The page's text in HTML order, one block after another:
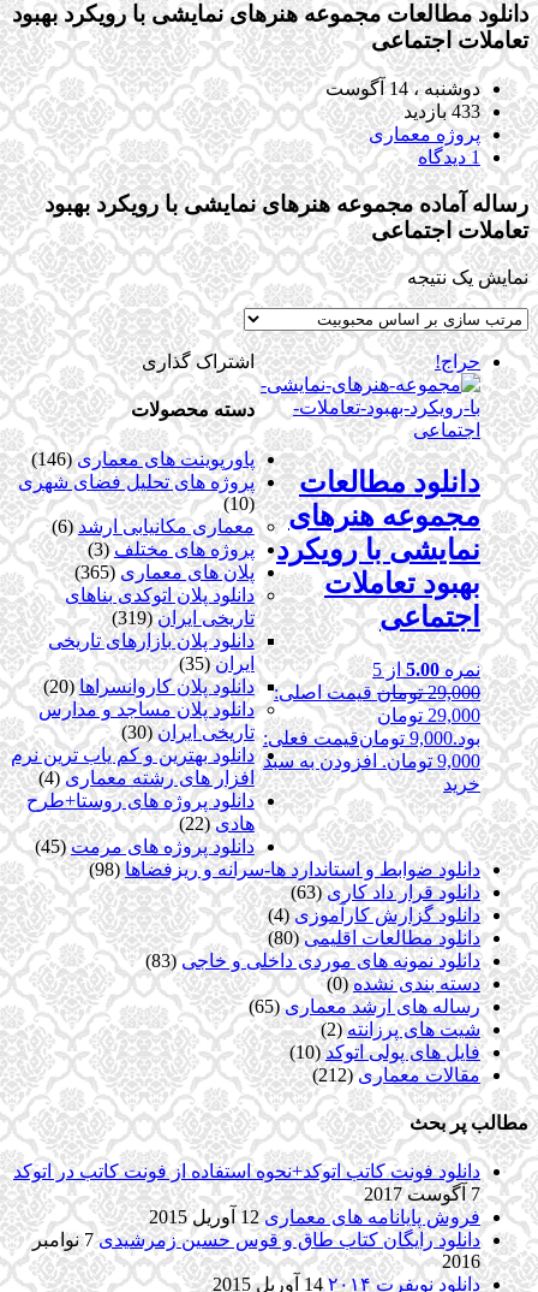
دانلود مطالعات مجموعه هنرهای نمایشی با رویکرد بهبود
تعاملات اجتماعی
دوشنبه ، 14 آگوست
433 بازدید
پروژه معماری
1 دیدگاه
رساله آماده مجموعه هنرهای نمایشی با رویکرد بهبود
تعاملات اجتماعی
نمایش یک نتیجه
حراج!
دانلود مطالعات
مجموعه هنرهای
نمایشی با رویکرد
بهبود تعاملات
اجتماعی
نمره5.00از 5
29,000 تومان قیمت اصلی:
29,000 تومان
بود.9,000 تومانقیمت فعلی:
9,000 تومان.
افزودن به سبد
خرید
اشتراک گذاری
دسته محصولات
پاورپوینت های معماری (146)
پروژه های تحلیل فضای شهری
(10)
معماری مکانیابی ارشد (6)
پروژه های مختلف (3)
پلان های معماری (365)
دانلود پلان اتوکدی بناهای
تاریخی ایران (319)
دانلود پلان بازارهای تاریخی
ایران (35)
دانلود پلان کاروانسراها (20)
دانلود پلان مساجد و مدارس
تاریخی ایران (30)
دانلود بهترین و کم یاب ترین نرم
افزار های رشته معماری (4)
دانلود پروژه های روستا+طرح
هادی (22)
دانلود پروژه های مرمت (45)
دانلود ضوابط و استاندارد ها-سرانه و ریزفضاها (98)
دانلود قرار داد کاری (63)
دانلود گزارش کارآموزی (4)
دانلود مطالعات اقلیمی (80)
دانلود نمونه های موردی داخلی و خاجی (83)
دسته بندی نشده (0)
رساله های ارشد معماری (65)
شیت های پرزانته (2)
فایل های پولی اتوکد (10)
مقالات معماری (212)
مطالب پر بحث
دانلود فونت کاتب اتوکد+نحوه استفاده از فونت کاتب در اتوکد
7 آگوست 2017
فروش پایانامه های معماری 12 آوریل 2015
دانلود رایگان کتاب طاق و قوس حسین زمرشیدی
7 نوامبر
2016
دانلود نویفرت ۲۰۱۴
14 آوریل 2015